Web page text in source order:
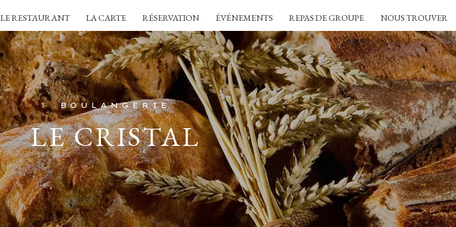
LE RESTAURANT LA CARTE RÉSERVATION ÉVÉNEMENTS REPAS DE GROUPE NOUS TROUVER
BOULANGERIE
LE CRISTAL